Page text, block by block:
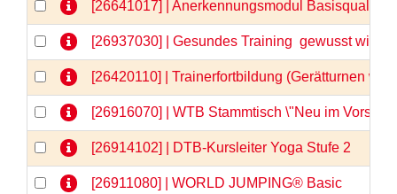
[26641017] | Anerkennungsmodul
[26937030] | Gesundes Training  gewusst wie
[26420110] | Trainerfortbildung (Gerätturnen
[26916070] | WTB Stammtisch \"Neu im
[26914102] | DTB-Kursleiter Yoga Stufe 2
[26911080] | WORLD JUMPING® Basic